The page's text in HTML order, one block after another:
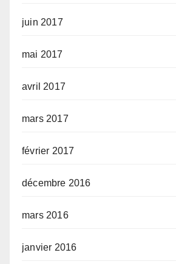
juin 2017
mai 2017
avril 2017
mars 2017
février 2017
décembre 2016
mars 2016
janvier 2016